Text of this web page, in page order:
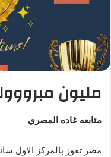
مليون
متابعه غاده المصري
مصر تفوز بالمركز الاول